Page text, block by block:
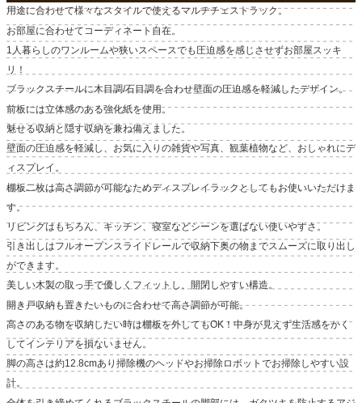
用途に合わせて様々なスタイルで使えるマルチチェストラック。
お部屋に合わせてコーディネート自在。
1人暮らしのワンルームや狭いスペースでも圧迫感を感じさせずお部屋スッキ
リ！
ブラックスチールに木目調/石目調を合わせ壁面の圧迫感を軽減したデザイン。
前板には立体感のある強化紙を使用。
魅せる収納と隠す収納を兼ね備えました。
壁面の圧迫感を軽減し、お気に入りの雑貨や写真、観葉植物など、おしゃれにデ
ィスプレイ。
棚板二枚は高さ調節が可能なためディスプレイラックとしてもお使いいただけま
す。
リビングはもちろん、キッチン、寝室などシーンを選ばない使いやすさ。
引き出しはフルオープンスライドレールで収納下奥の物までスムーズに取り出し
ができます。
美しい木製の取っ手で優しくフィットし、開閉しやすい構造。
開き戸収納も置きたいものに合わせて高さ調節が可能。
高さのある物を収納したい時は棚板を外してもOK！中身が見えず生活感をかく
してインテリアを損ないません。
脚の高さは約12.8cmあり掃除機のヘッドやお掃除ロボットでお掃除しやすい設
計。